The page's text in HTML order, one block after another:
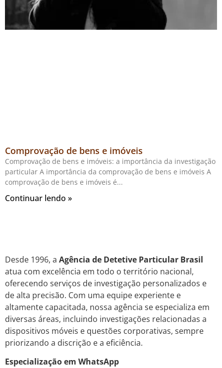
Comprovação de bens e imóveis
Comprovação de bens e imóveis: a importância da investigação
particular A importância da comprovação de bens e imóveis A
comprovação de bens e imóveis é
Continuar lendo »
Desde 1996, a Agência de Detetive Particular Brasil
atua com excelência em todo o território nacional,
oferecendo serviços de investigação personalizados e
de alta precisão. Com uma equipe experiente e
altamente capacitada, nossa agência se especializa em
diversas áreas, incluindo investigações relacionadas a
dispositivos móveis e questões corporativas, sempre
priorizando a discrição e a eficiência.
Especialização em WhatsApp